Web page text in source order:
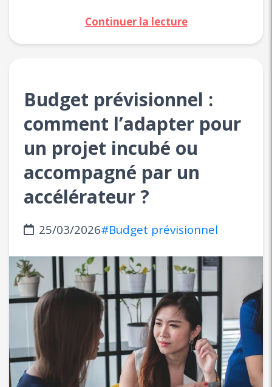
Continuer la lecture
Budget prévisionnel :
comment l’adapter pour
un projet incubé ou
accompagné par un
accélérateur ?
25/03/2026#Budget prévisionnel